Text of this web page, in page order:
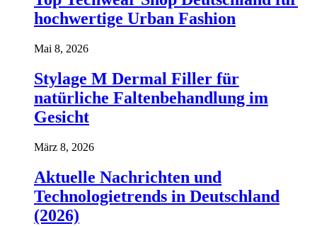
hochwertige Urban Fashion
Mai 8, 2026
Stylage M Dermal Filler für
natürliche Faltenbehandlung im
Gesicht
März 8, 2026
Aktuelle Nachrichten und
Technologietrends in Deutschland
(2026)